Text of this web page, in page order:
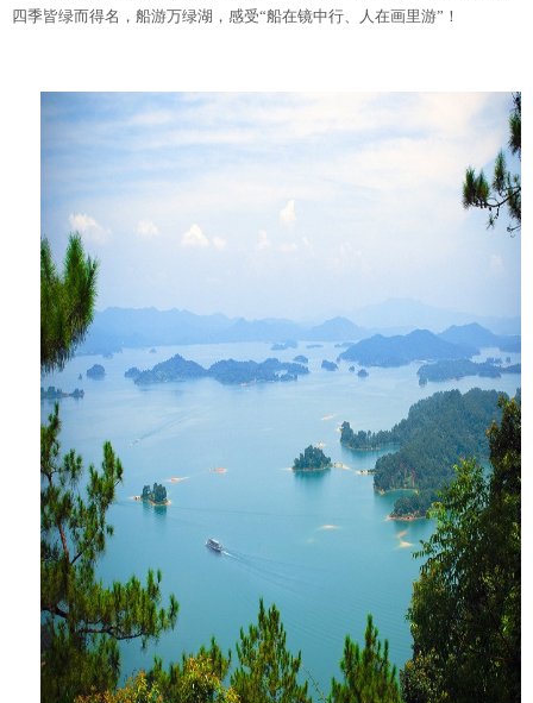
四季皆绿而得名，船游万绿湖，感受“船在镜中行、人在画里游”！